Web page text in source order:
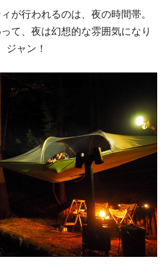
が行われるのは、夜の時間帯。
て、夜は幻想的な雰囲気になり
ジャン！